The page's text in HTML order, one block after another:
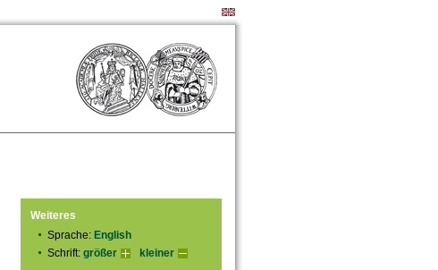
Weiteres
Sprache: English
Schrift: größer kleiner